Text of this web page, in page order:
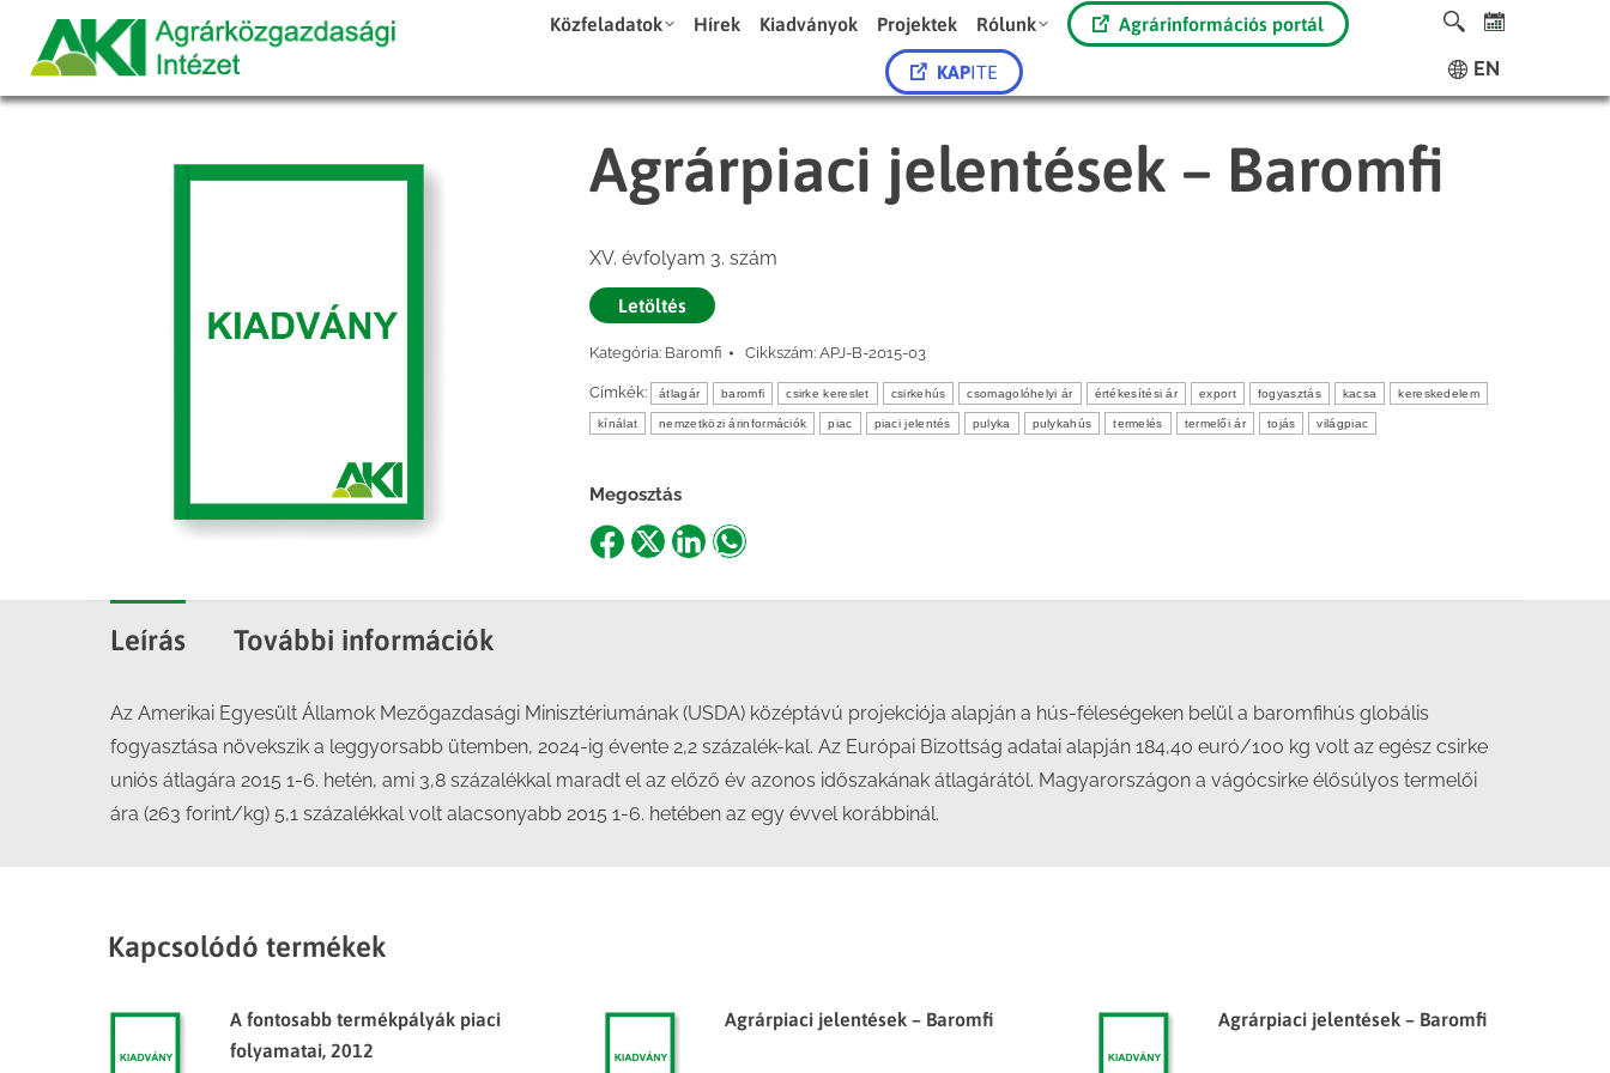
Közfeladatok Hírek Kiadványok Projektek Rólunk Agrárinformációs portál
KAPITE EN
Agrárpiaci jelentések – Baromfi
XV. évfolyam 3. szám
Letöltés
Kategória: Baromfi Cikkszám: APJ-B-2015-03
Címkék: átlagár baromfi csirke kereslet csirkehús csomagolóhelyi ár értékesítési ár export fogyasztás kacsa kereskedelem
kínálat nemzetközi árinformációk piac piaci jelentés pulyka pulykahús termelés termelői ár tojás világpiac
Megosztás
ShareShareShareShare
Leírás További információk
Az Amerikai Egyesült Államok Mezőgazdasági Minisztériumának (USDA) középtávú projekciója alapján a hús-féleségeken belül a baromfihús globális
fogyasztása növekszik a leggyorsabb ütemben, 2024-ig évente 2,2 százalék-kal. Az Európai Bizottság adatai alapján 184,40 euró/100 kg volt az egész csirke
uniós átlagára 2015 1-6. hetén, ami 3,8 százalékkal maradt el az előző év azonos időszakának átlagárától. Magyarországon a vágócsirke élősúlyos termelői
ára (263 forint/kg) 5,1 százalékkal volt alacsonyabb 2015 1-6. hetében az egy évvel korábbinál.
Kapcsolódó termékek
A fontosabb termékpályák piaci
folyamatai, 2012
Agrárpiaci jelentések – Baromfi Agrárpiaci jelentések – Baromfi